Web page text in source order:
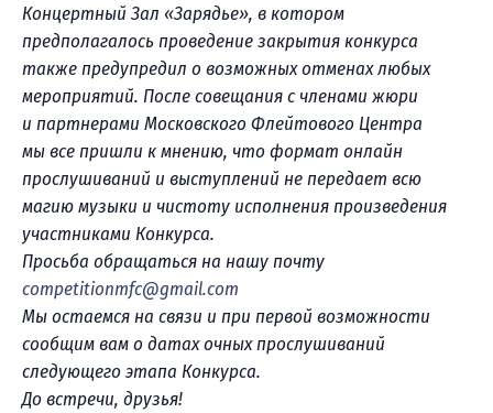
Концертный Зал «Зарядье», в котором
предполагалось проведение закрытия конкурса
также предупредил о возможных отменах любых
мероприятий. После совещания с членами жюри
и партнерами Московского Флейтового Центра
мы все пришли к мнению, что формат онлайн
прослушиваний и выступлений не передает всю
магию музыки и чистоту исполнения произведения
участниками Конкурса.
Просьба обращаться на нашу почту
competitionmfc@gmail.com
Мы остаемся на связи и при первой возможности
сообщим вам о датах очных прослушиваний
следующего этапа Конкурса.
До встречи, друзья!